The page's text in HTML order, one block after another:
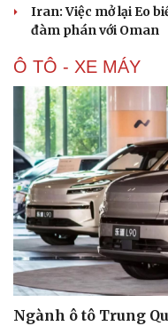
Iran: Việc mở lại Eo
đàm phán với Oman
Ô TÔ - XE MÁY
Ngành ô tô Trung